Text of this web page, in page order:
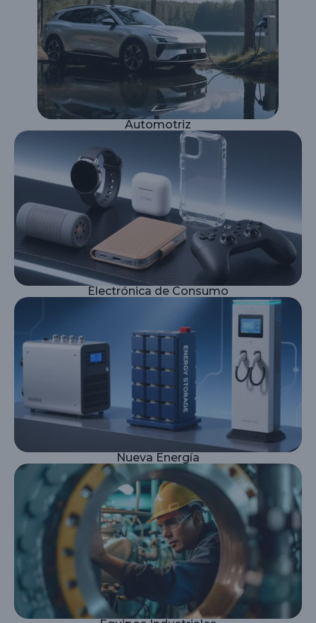
Automotriz
Electrónica de Consumo
Nueva Energía